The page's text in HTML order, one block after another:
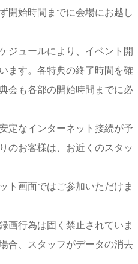
開始時間までに会場にお越し
ジュールにより、イベント開
ます。各特典の終了時間を確
会も各部の開始時間までに必
定なインターネット接続が予
のお客様は、お近くのスタッ
ト画面ではご参加いただけま
画行為は固く禁止されていま
合、スタッフがデータの消去